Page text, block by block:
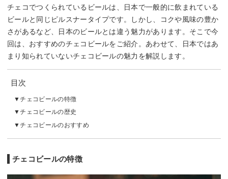
チェコでつくられているビールは、日本で一般的に飲まれている
ビールと同じピルスナータイプです。しかし、コクや風味の豊か
さがあるなど、日本のビールとは違う魅力があります。そこで今
回は、おすすめのチェコビールをご紹介。あわせて、日本ではあ
まり知られていないチェコビールの魅力を解説します。
目次
チェコビールの特徴
チェコビールの歴史
チェコビールのおすすめ
チェコビールの特徴